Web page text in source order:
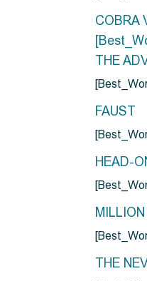
COBRA
THE
FAUST
HEAD-
THE